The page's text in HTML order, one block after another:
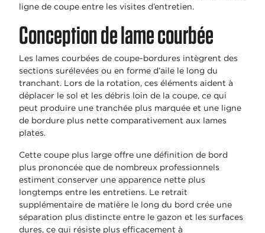
ligne de coupe entre les visites d’entretien.
Conception de lame courbée
Les lames courbées de coupe-bordures intègrent des
sections surélevées ou en forme d’aile le long du
tranchant. Lors de la rotation, ces éléments aident à
déplacer le sol et les débris loin de la coupe, ce qui
peut produire une tranchée plus marquée et une ligne
de bordure plus nette comparativement aux lames
plates.
Cette coupe plus large offre une définition de bord
plus prononcée que de nombreux professionnels
estiment conserver une apparence nette plus
longtemps entre les entretiens. Le retrait
supplémentaire de matière le long du bord crée une
séparation plus distincte entre le gazon et les surfaces
dures, ce qui résiste plus efficacement à